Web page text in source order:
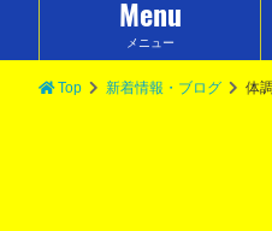
Menu
メニュー
Top 新着情報・ブログ 体